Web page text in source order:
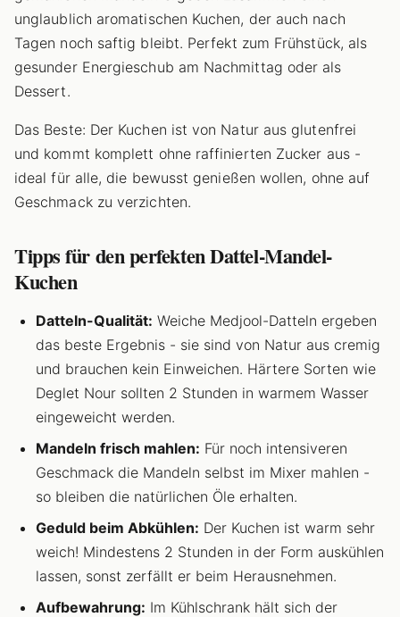
unglaublich aromatischen Kuchen, der auch nach
Tagen noch saftig bleibt. Perfekt zum Frühstück, als
gesunder Energieschub am Nachmittag oder als
Dessert.
Das Beste: Der Kuchen ist von Natur aus glutenfrei
und kommt komplett ohne raffinierten Zucker aus -
ideal für alle, die bewusst genießen wollen, ohne auf
Geschmack zu verzichten.
Tipps für den perfekten Dattel-Mandel-
Kuchen
Datteln-Qualität: Weiche Medjool-Datteln ergeben
das beste Ergebnis - sie sind von Natur aus cremig
und brauchen kein Einweichen. Härtere Sorten wie
Deglet Nour sollten 2 Stunden in warmem Wasser
eingeweicht werden.
Mandeln frisch mahlen: Für noch intensiveren
Geschmack die Mandeln selbst im Mixer mahlen -
so bleiben die natürlichen Öle erhalten.
Geduld beim Abkühlen: Der Kuchen ist warm sehr
weich! Mindestens 2 Stunden in der Form auskühlen
lassen, sonst zerfällt er beim Herausnehmen.
Aufbewahrung: Im Kühlschrank hält sich der